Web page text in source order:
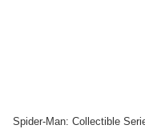
Spider-Man: Collectible